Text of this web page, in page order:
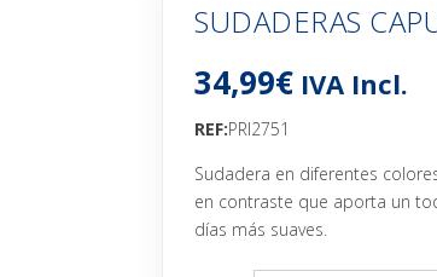
SUDADERAS
34,99€ IVA Incl.
REF:PRI2751
Sudadera en diferentes
en contraste que aporta un
días más suaves.